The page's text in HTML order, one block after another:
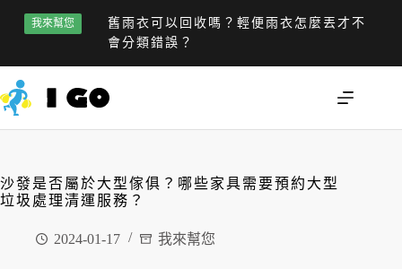
我來幫您
舊雨衣可以回收嗎？輕便雨衣怎麼丟才不
會分類錯誤？
沙發是否屬於大型傢俱？哪些家具需要預約大型
垃圾處理清運服務？
2024-01-17 我來幫您